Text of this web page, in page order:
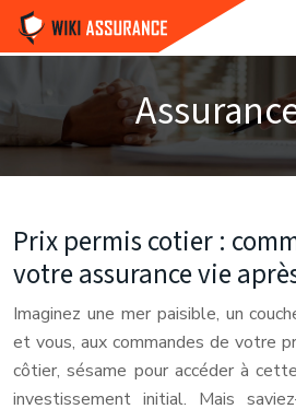
Prix permis cotier :
votre assurance vie
Imaginez une mer paisible, un
et vous, aux commandes de votre
côtier, sésame pour accéder à
investissement initial. Mais